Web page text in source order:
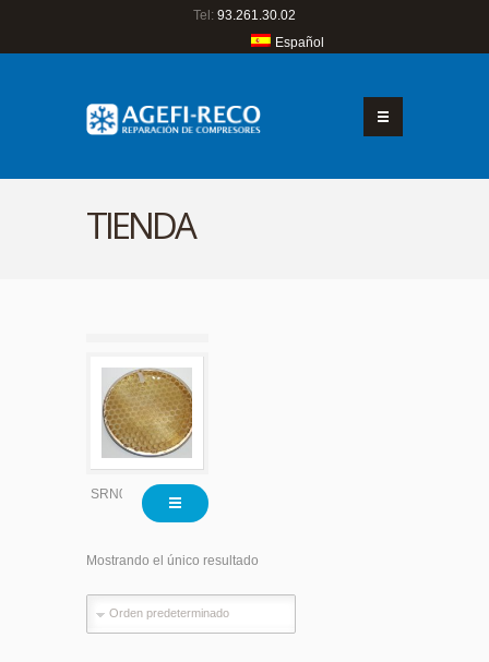
Tel: 93.261.30.02
Español
TIENDA
SRN0630
Mostrando el único resultado